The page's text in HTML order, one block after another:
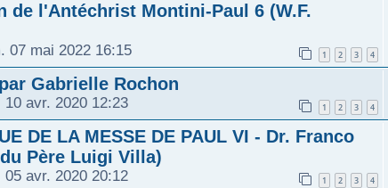
de l'Antéchrist Montini-Paul 6 (W.F.
07 mai 2022 16:15 1 2 3 4
Gabrielle Rochon
10 avr. 2020 12:23 1 2 3 4
DE LA MESSE DE PAUL VI - Dr. Franco
Père Luigi Villa)
05 avr. 2020 20:12 1 2 3 4